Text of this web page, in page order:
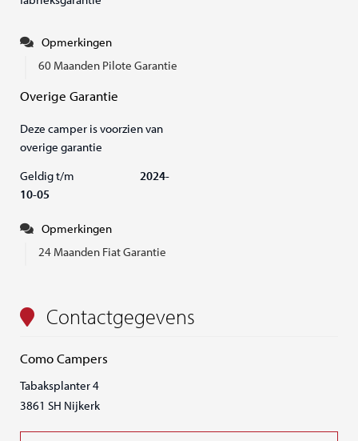
Opmerkingen
60 Maanden Pilote Garantie
Overige Garantie
Deze camper is voorzien van
overige garantie
Geldig t/m
2024-
10-05
Opmerkingen
24 Maanden Fiat Garantie
Contactgegevens
Como Campers
Tabaksplanter 4
3861 SH Nijkerk